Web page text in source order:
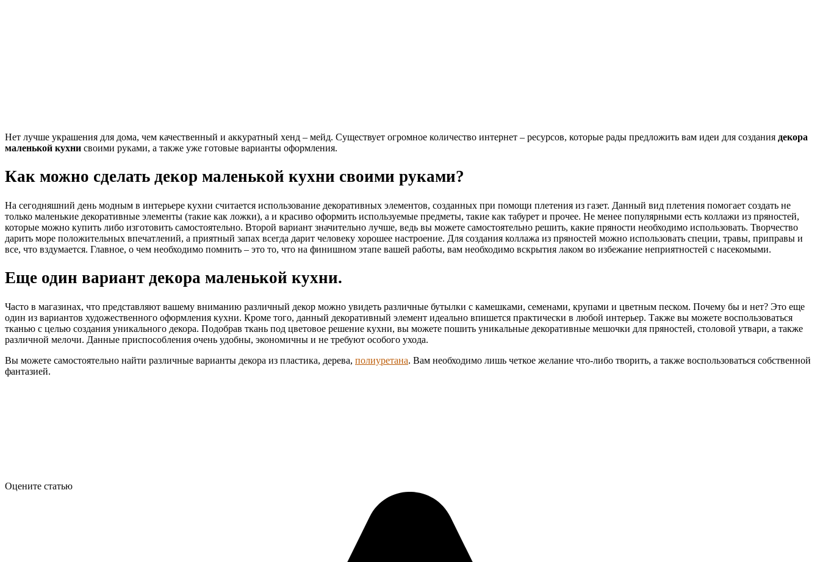
Нет лучше украшения для дома, чем качественный и аккуратный хенд – мейд. Существует огромное количество интернет – ресурсов, которые рады предложить вам идеи для создания декора
маленькой кухни своими руками, а также уже готовые варианты оформления.
Как можно сделать декор маленькой кухни своими руками?
На сегодняшний день модным в интерьере кухни считается использование декоративных элементов, созданных при помощи плетения из газет. Данный вид плетения помогает создать не
только маленькие декоративные элементы (такие как ложки), а и красиво оформить используемые предметы, такие как табурет и прочее. Не менее популярными есть коллажи из пряностей,
которые можно купить либо изготовить самостоятельно. Второй вариант значительно лучше, ведь вы можете самостоятельно решить, какие пряности необходимо использовать. Творчество
дарить море положительных впечатлений, а приятный запах всегда дарит человеку хорошее настроение. Для создания коллажа из пряностей можно использовать специи, травы, приправы и
все, что вздумается. Главное, о чем необходимо помнить – это то, что на финишном этапе вашей работы, вам необходимо вскрытия лаком во избежание неприятностей с насекомыми.
Еще один вариант декора маленькой кухни.
Часто в магазинах, что представляют вашему вниманию различный декор можно увидеть различные бутылки с камешками, семенами, крупами и цветным песком. Почему бы и нет? Это еще
один из вариантов художественного оформления кухни. Кроме того, данный декоративный элемент идеально впишется практически в любой интерьер. Также вы можете воспользоваться
тканью с целью создания уникального декора. Подобрав ткань под цветовое решение кухни, вы можете пошить уникальные декоративные мешочки для пряностей, столовой утвари, а также
различной мелочи. Данные приспособления очень удобны, экономичны и не требуют особого ухода.
Вы можете самостоятельно найти различные варианты декора из пластика, дерева, полиуретана. Вам необходимо лишь четкое желание что-либо творить, а также воспользоваться собственной
фантазией.
Оцените статью